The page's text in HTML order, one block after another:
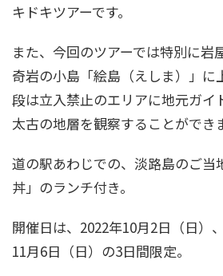
キドキツアーです。
また、今回のツアーでは特別に岩
奇岩の小島「絵島（えしま）」に
段は立入禁止のエリアに地元ガイ
太古の地層を観察することができ
道の駅あわじでの、淡路島のご当
丼」のランチ付き。
開催日は、2022年10月2日（日）
11月6日（日）の3日間限定。